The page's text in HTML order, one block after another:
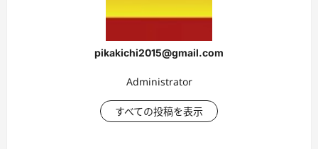
pikakichi2015@gmail.com
Administrator
すべての投稿を表示